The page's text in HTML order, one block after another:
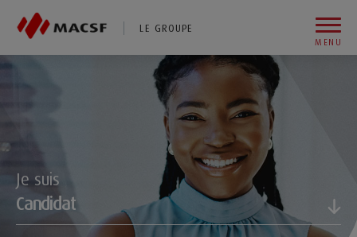
Aller au contenu
Aller au premier menu de navigation
Vous êtes sur le site de MACSF
LE GROUPE
MENU
Je suis
Candidat